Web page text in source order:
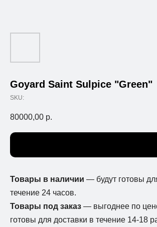
Goyard Saint Sulpice "Green"
SKU:
80000,00 р.
Товары в наличии — будут готовы
течение 24 часов.
Товары под заказ — выгоднее по
готовы для доставки в течение 14-18